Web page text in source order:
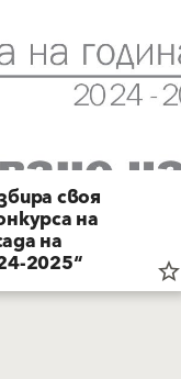
своя
на
на
2025“ star_border